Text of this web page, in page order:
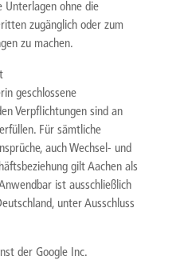
Unterlagen ohne die
zugänglich oder zum
zu machen.
geschlossene
Verpflichtungen sind an
Für sämtliche
auch Wechsel- und
gilt Aachen als
ist ausschließlich
unter Ausschluss
der Google Inc.